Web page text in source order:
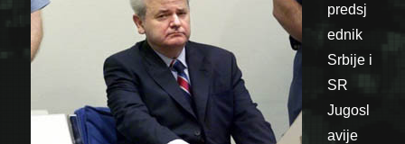
predsj
ednik
Srbije i
SR
Jugosl
avije